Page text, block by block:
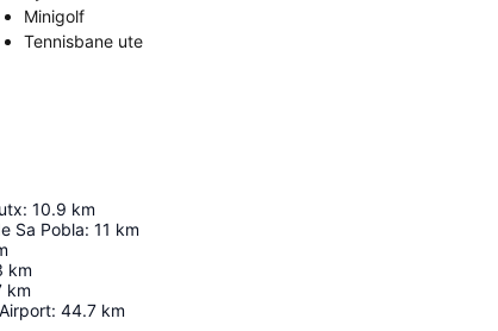
Minigolf
Tennisbane ute
: 10.9 km
Sa Pobla: 11 km
km
km
: 44.7 km